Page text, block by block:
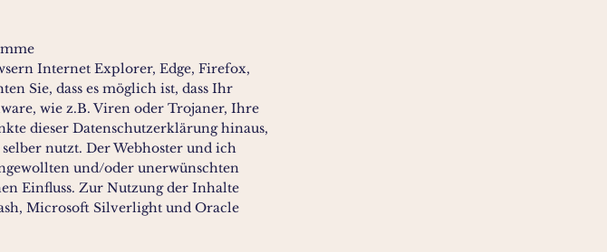
Internet Explorer, Edge, Firefox,
Sie, dass es möglich ist, dass Ihr
wie z.B. Viren oder Trojaner, Ihre
dieser Datenschutzerklärung hinaus,
nutzt. Der Webhoster und ich
und/oder unerwünschten
Einfluss. Zur Nutzung der Inhalte
Microsoft Silverlight und Oracle